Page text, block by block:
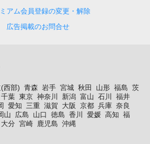
アム会員登録の変更・解除
広告掲載のお問合せ
西部) 青森 岩手 宮城 秋田 山形 福島 茨
千葉 東京 神奈川 新潟 富山 石川
福井
愛知 三重 滋賀 大阪 京都 兵庫 奈良
山 広島 山口 徳島 香川 愛媛 高知 福
大分 宮崎 鹿児島 沖縄